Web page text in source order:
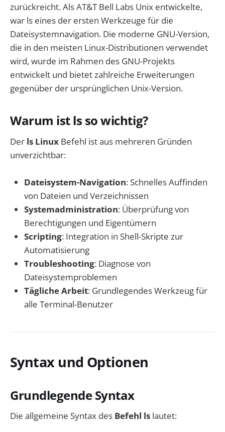
zurückreicht. Als AT&T Bell Labs Unix entwickelte,
war ls eines der ersten Werkzeuge für die
Dateisystemnavigation. Die moderne GNU-Version,
die in den meisten Linux-Distributionen verwendet
wird, wurde im Rahmen des GNU-Projekts
entwickelt und bietet zahlreiche Erweiterungen
gegenüber der ursprünglichen Unix-Version.
Warum ist ls so wichtig?
Der ls Linux Befehl ist aus mehreren Gründen
unverzichtbar:
Dateisystem-Navigation: Schnelles Auffinden
von Dateien und Verzeichnissen
Systemadministration: Überprüfung von
Berechtigungen und Eigentümern
Scripting: Integration in Shell-Skripte zur
Automatisierung
Troubleshooting: Diagnose von
Dateisystemproblemen
Tägliche Arbeit: Grundlegendes Werkzeug für
alle Terminal-Benutzer
Syntax und Optionen
Grundlegende Syntax
Die allgemeine Syntax des Befehl ls lautet: